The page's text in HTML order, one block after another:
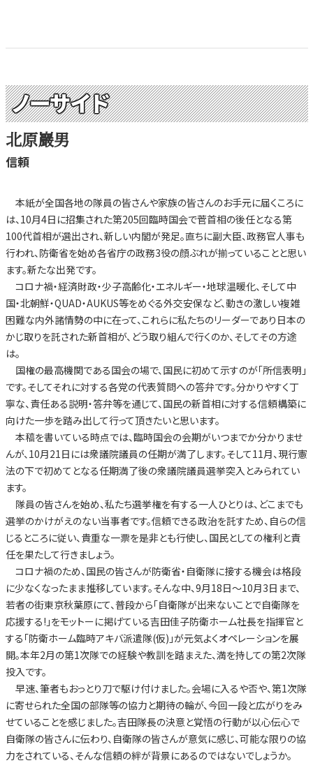
ノーサイド
北原巖男
信頼
本紙が全国各地の隊員の皆さんや家族の皆さんのお手元に届くころに
は、10月4日に招集された第205回臨時国会で菅首相の後任となる第
100代首相が選出され、新しい内閣が発足。直ちに副大臣、政務官人事も
行われ、防衛省を始め各省庁の政務3役の顔ぶれが揃っていることと思い
ます。新たな出発です。
コロナ禍・経済財政・少子高齢化・エネルギー・地球温暖化、そして中
国・北朝鮮・QUAD・AUKUS等をめぐる外交安保など、動きの激しい複雑
困難な内外諸情勢の中に在って、これらに私たちのリーダーであり日本の
かじ取りを託された新首相が、どう取り組んで行くのか、そしてその方途
は。
国権の最高機関である国会の場で、国民に初めて示すのが「所信表明」
です。そしてそれに対する各党の代表質問への答弁です。分かりやすく丁
寧な、責任ある説明・答弁等を通じて、国民の新首相に対する信頼構築に
向けた一歩を踏み出して行って頂きたいと思います。
本稿を書いている時点では、臨時国会の会期がいつまでか分かりませ
んが、10月21日には衆議院議員の任期が満了します。そして11月、現行憲
法の下で初めてとなる任期満了後の衆議院議員選挙突入とみられてい
ます。
隊員の皆さんを始め、私たち選挙権を有する一人ひとりは、どこまでも
選挙のかけがえのない当事者です。信頼できる政治を託すため、自らの信
じるところに従い、貴重な一票を是非とも行使し、国民としての権利と責
任を果たして行きましょう。
コロナ禍のため、国民の皆さんが防衛省・自衛隊に接する機会は格段
に少なくなったまま推移しています。そんな中、9月18日～10月3日まで、
若者の街東京秋葉原にて、普段から「自衛隊が出来ないことで自衛隊を
応援する!」をモットーに掲げている吉田佳子防衛ホーム社長を指揮官と
する「防衛ホーム臨時アキバ派遣隊(仮)」が元気よくオペレーションを展
開。本年2月の第1次隊での経験や教訓を踏まえた、満を持しての第2次隊
投入です。
早速、筆者もおっとり刀で駆け付けました。会場に入るや否や、第1次隊
に寄せられた全国の部隊等の協力と期待の輪が、今回一段と広がりをみ
せていることを感じました。吉田隊長の決意と覚悟の行動が以心伝心で
自衛隊の皆さんに伝わり、自衛隊の皆さんが意気に感じ、可能な限りの協
力をされている、そんな信頼の絆が背景にあるのではないでしょうか。